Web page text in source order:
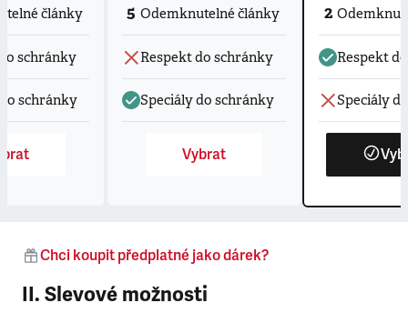
články
schránky
schránky
5 Odemknutelné články
Respekt do schránky
Speciály do schránky
Vybrat
2
Respekt
Speciály
Chci koupit předplatné jako dárek?
II. Slevové možnosti